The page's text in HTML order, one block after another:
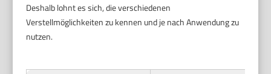
Deshalb lohnt es sich, die verschiedenen
Verstellmöglichkeiten zu kennen und je nach Anwendung zu
nutzen.